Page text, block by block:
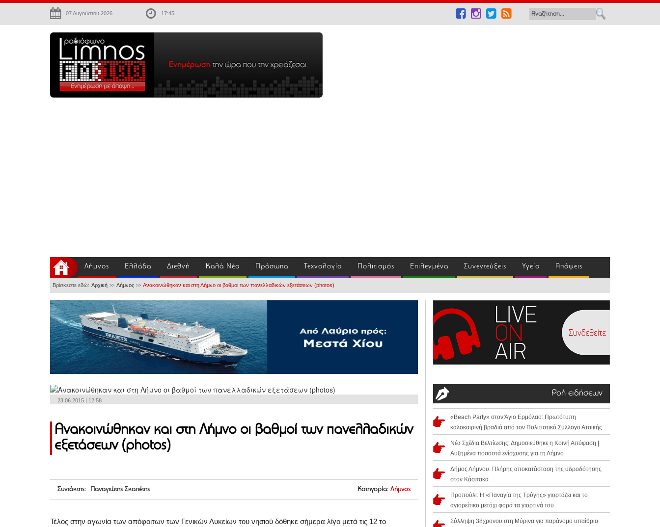
07 Αυγούστου 2026 17:45
Λήμνος Ελλάδα Διεθνή Καλά Νέα Πρόσωπα Τεχνολογία Πολιτισμός Επιλεγμένα Συνεντεύξεις Υγεία Απόψεις
Βρίσκεστε εδώ: Αρχική >> Λήμνος >> Ανακοινώθηκαν και στη Λήμνο οι βαθμοί των πανελλαδικών εξετάσεων (photos)
23.06.2015 | 12:58
Ανακοινώθηκαν και στη Λήμνο οι βαθμοί των πανελλαδικών
εξετάσεων (photos)
Συντάκτης: Παναγιώτης Σκαπέτης Κατηγορία: Λήμνος
Τέλος στην αγωνία των απόφοιτων των Γενικών Λυκείων του νησιού δόθηκε σήμερα λίγο μετά τις 12 το
Ροή ειδήσεων
«Beach Party» στον Άγιο Ερμόλαο: Πρωτότυπη
καλοκαιρινή βραδιά από τον Πολιτιστικό Σύλλογο Ατσικής
Νέα Σχέδια Βελτίωσης: Δημοσιεύθηκε η Κοινή Απόφαση |
Αυξημένα ποσοστά ενίσχυσης για τη Λήμνο
Δήμος Λήμνου: Πλήρης αποκατάσταση της υδροδότησης
στον Κάσπακα
Προπούλι: Η «Παναγία της Τρύγης» γιορτάζει και το
αγιορείτικο μετόχι φορά τα γιορτινά του
Σύλληψη 38χρονου στη Μύρινα για παράνομο υπαίθριο